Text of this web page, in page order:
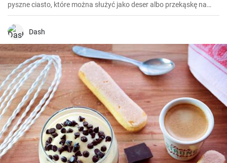
pyszne ciasto, które można służyć jako deser albo przekąskę na
różne okazje. Krem z serka mascarpone dodaje ciastu kremowej
konsystencji, a galaretka naszpikowana owocami dodaje mu koloru
i słodkości.
Dash